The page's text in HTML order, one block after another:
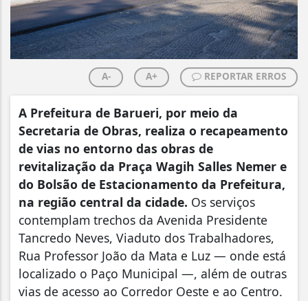
A- A+ REPORTAR ERROS
A Prefeitura de Barueri, por meio da
Secretaria de Obras, realiza o recapeamento
de vias no entorno das obras de
revitalização da Praça Wagih Salles Nemer e
do Bolsão de Estacionamento da Prefeitura,
na região central da cidade. Os serviços
contemplam trechos da Avenida Presidente
Tancredo Neves, Viaduto dos Trabalhadores,
Rua Professor João da Mata e Luz — onde está
localizado o Paço Municipal —, além de outras
vias de acesso ao Corredor Oeste e ao Centro.